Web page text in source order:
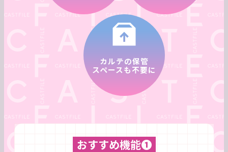
カルテの保管
スペースも不要に
おすすめ機能❶